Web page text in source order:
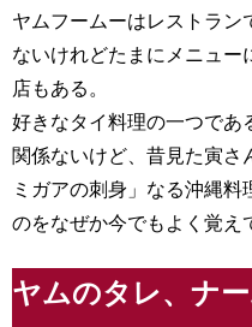
ヤムフームーはレストラン
ないけれどたまにメニュー
店もある。
好きなタイ料理の一つであ
関係ないけど、昔見た寅さ
ミガアの刺身」なる沖縄料
のをなぜか今でもよく覚え
ヤムのタレ、ナ